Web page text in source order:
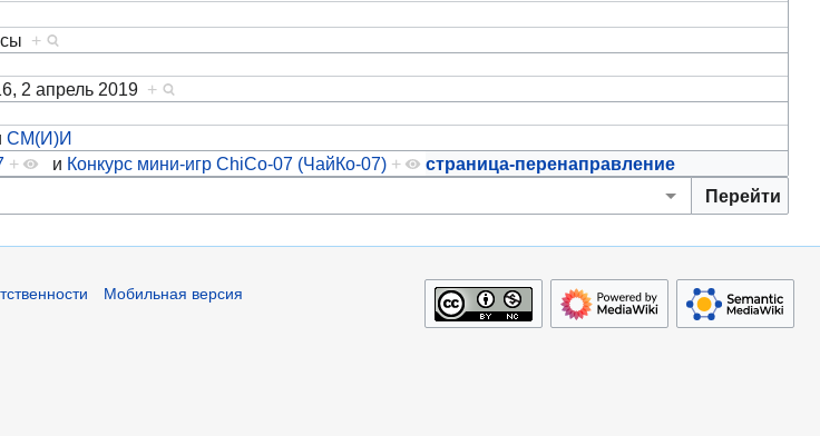
+
2 апрель 2019 +
СМ(И)И
страница-перенаправление
+ и Конкурс мини-игр ChiCo-07 (ЧайКо-07) +
Мобильная версия